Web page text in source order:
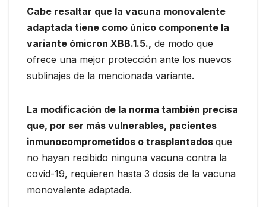
Cabe resaltar que la vacuna monovalente
adaptada tiene como único componente la
variante ómicron XBB.1.5., de modo que
ofrece una mejor protección ante los nuevos
sublinajes de la mencionada variante.
La modificación de la norma también precisa
que, por ser más vulnerables, pacientes
inmunocomprometidos o trasplantados que
no hayan recibido ninguna vacuna contra la
covid-19, requieren hasta 3 dosis de la vacuna
monovalente adaptada.